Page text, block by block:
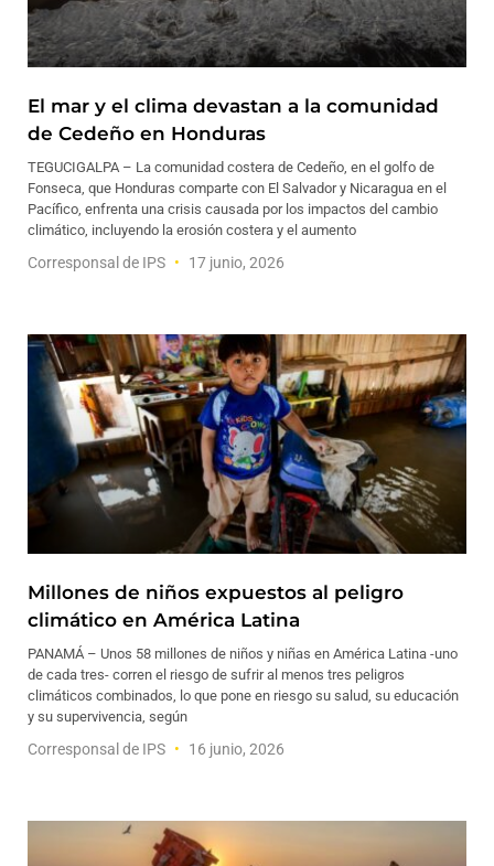
El mar y el clima devastan a la comunidad
de Cedeño en Honduras
TEGUCIGALPA – La comunidad costera de Cedeño, en el golfo de
Fonseca, que Honduras comparte con El Salvador y Nicaragua en el
Pacífico, enfrenta una crisis causada por los impactos del cambio
climático, incluyendo la erosión costera y el aumento
Corresponsal de IPS 17 junio, 2026
Millones de niños expuestos al peligro
climático en América Latina
PANAMÁ – Unos 58 millones de niños y niñas en América Latina -uno
de cada tres- corren el riesgo de sufrir al menos tres peligros
climáticos combinados, lo que pone en riesgo su salud, su educación
y su supervivencia, según
Corresponsal de IPS 16 junio, 2026